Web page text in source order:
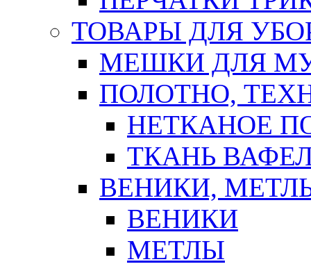
ТОВАРЫ ДЛЯ
МЕШКИ ДЛЯ
ПОЛОТНО,
НЕТКАНОЕ
ТКАНЬ
ВЕНИКИ,
ВЕНИКИ
МЕТЛЫ